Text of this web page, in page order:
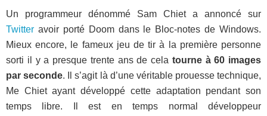
Un programmeur dénommé Sam Chiet a annoncé sur
Twitter avoir porté Doom dans le Bloc-notes de Windows.
Mieux encore, le fameux jeu de tir à la première personne
sorti il y a presque trente ans de cela tourne à 60 images
par seconde. Il s’agit là d’une véritable prouesse technique,
Me Chiet ayant développé cette adaptation pendant son
temps libre. Il est en temps normal développeur